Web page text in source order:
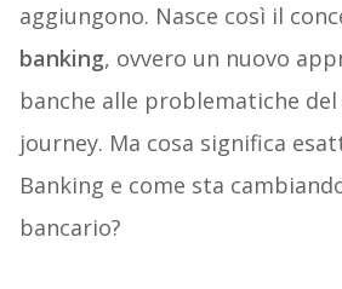
aggiungono. Nasce così il
banking, ovvero un nuovo
banche alle problematiche
journey. Ma cosa significa
Banking e come sta
bancario?